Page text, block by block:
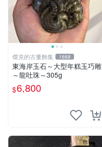
傑克的古董飾集 1668
東海岸玉石～大型年糕玉巧雕
～龍吐珠～305g
$6,800